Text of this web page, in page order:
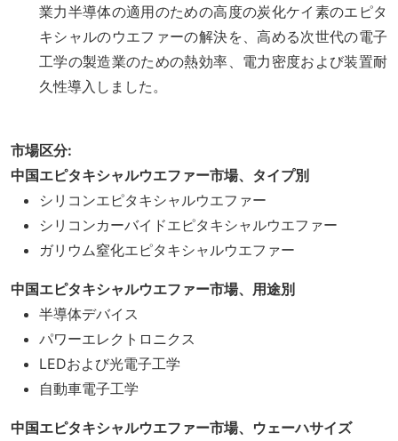
業力半導体の適用のための高度の炭化ケイ素のエピタ
キシャルのウエファーの解決を、高める次世代の電子
工学の製造業のための熱効率、電力密度および装置耐
久性導入しました。
市場区分:
中国エピタキシャルウエファー市場、タイプ別
シリコンエピタキシャルウエファー
シリコンカーバイドエピタキシャルウエファー
ガリウム窒化エピタキシャルウエファー
中国エピタキシャルウエファー市場、用途別
半導体デバイス
パワーエレクトロニクス
LEDおよび光電子工学
自動車電子工学
中国エピタキシャルウエファー市場、ウェーハサイズ